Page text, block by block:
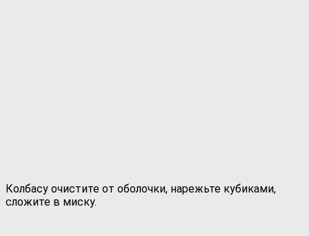
Колбасу очистите от оболочки, нарежьте кубиками,
сложите в миску.